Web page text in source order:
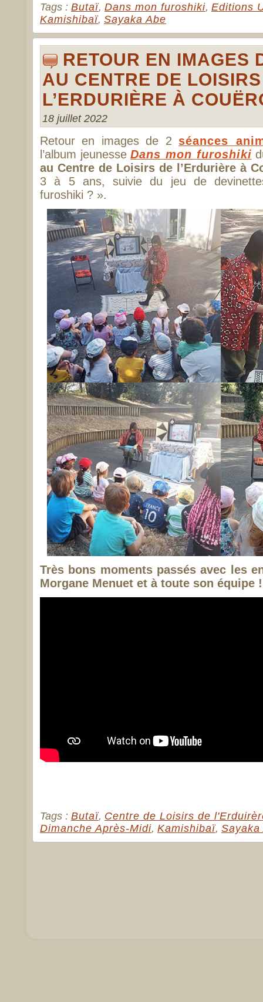
Tags : Butaï, Dans mon furoshiki, Editions
Kamishibaï, Sayaka Abe
RETOUR EN IMAGES
AU CENTRE DE
L’ERDURIÈRE À
18 juillet 2022
Retour en images de 2 séances
l’album jeunesseDans mon furoshiki
au Centre de Loisirs de l’Erdurière à
3 à 5 ans, suivie du jeu de
furoshiki ? ».
Très bons moments passés avec les
Morgane Menuet et à toute son équipe
Tags : Butaï, Centre de Loisirs de
Dimanche Après-Midi, Kamishibaï, Sayaka